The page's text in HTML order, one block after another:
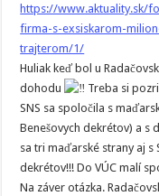
https://www.aktuality.sk/
firma-s-exsiskarom-
trajterom/1/
Huliak keď bol u
dohodu
Treba si
SNS sa spoločila s
Benešovych dekrétov) a s
sa tri maďarské strany aj s
dekrétov!!! Do VÚC malí
Na záver otázka.